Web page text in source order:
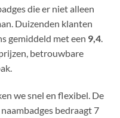
die er niet alleen
Duizenden klanten
gemiddeld met een 9,4.
betrouwbare
we snel en flexibel. De
bedraagt 7